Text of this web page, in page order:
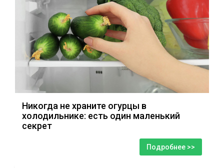
Никогда не храните огурцы в
холодильнике: есть один маленький
секрет
Подробнее >>